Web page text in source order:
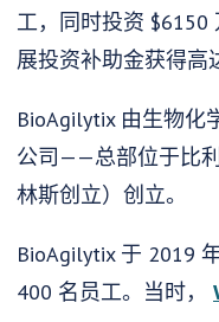
工，同时投资
展投资补助金获得高
BioAgilytix 由生物化
公司——总部位于比利
林斯创立）创立。
BioAgilytix 于 2019
400 名员工。当时，